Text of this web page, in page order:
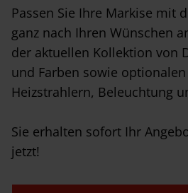
Passen Sie Ihre Markise mit
ganz nach Ihren Wünschen
der aktuellen Kollektion von
und Farben sowie optionalen
Heizstrahlern, Beleuchtung
Sie erhalten sofort Ihr
jetzt!